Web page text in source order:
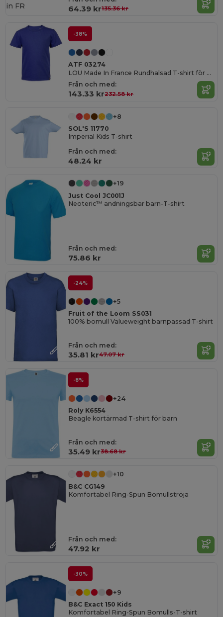
64.39 kr135.36 kr
in FR
-38%
ATF 03274
LOU Made In France Rundhalsad T-shirt för barn
Från och med:
143.33 kr232.58 kr
+8
SOL'S 11770
Imperial Kids T-shirt
Från och med:
48.24 kr
+19
Just Cool JC001J
Neoteric™ andningsbar barn-T-shirt
Från och med:
75.86 kr
-24%
+5
Fruit of the Loom SS031
100% bomull Valueweight barnpassad T-shirt
Från och med:
35.81 kr47.07 kr
-8%
+24
Roly K6554
Beagle kortärmad T-shirt för barn
Från och med:
35.49 kr38.68 kr
+10
B&C CG149
Komfortabel Ring-Spun Bomullströja
Från och med:
47.92 kr
-30%
+9
B&C Exact 150 Kids
Komfortabel Ring-Spun Bomulls-T-shirt